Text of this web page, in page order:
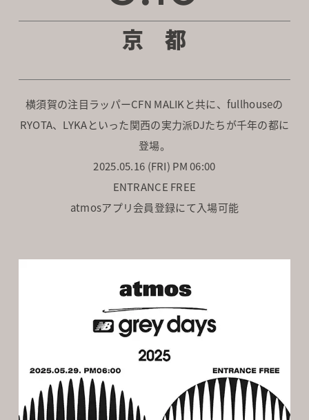
京 都
横須賀の注目ラッパーCFN MALIKと共に、fullhouseの
RYOTA、LYKAといった関西の実力派DJたちが千年の都に
登場。
2025.05.16 (FRI) PM 06:00
ENTRANCE FREE
atmosアプリ会員登録にて入場可能